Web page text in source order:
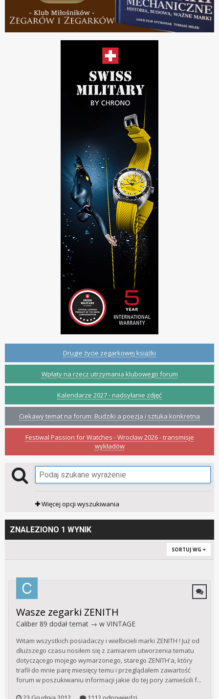
Drugie życie zegarkowej książki
Wpłaty na rzecz utrzymania klubowego forum
Kalendarze 2027 - nadsyłanie zdjęć
Ciekawy temat na forum: Budziki a poezja i sztuka konkretna
Festiwal Passion for Watches - Wrocław 2026 - transmisje
wykładów
Więcej opcji wyszukiwania
ZNALEZIONO 1 WYNIK
SORTUJ WG
Wasze zegarki ZENITH
Caliber 89 dodał temat → w VINTAGE
Witam wszystkich posiadaczy i wielbicieli marki ZENITH ! Już od
dłuższego czasu nosiłem się z zamiarem utworzenia tematu
dotyczącego mojego wymarzonego, starego ZENITH'a, który
trafił do mnie parę miesięcy temu i przeglądałem zawartość
forum w poszukiwaniu informacji jakie do tej pory zamieścili f...